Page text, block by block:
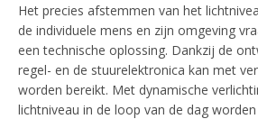
Het precies afstemmen van het
de individuele mens en zijn omgeving
een technische oplossing. Dankzij de
regel- en de stuurelektronica kan met
worden bereikt. Met dynamische
lichtniveau in de loop van de dag